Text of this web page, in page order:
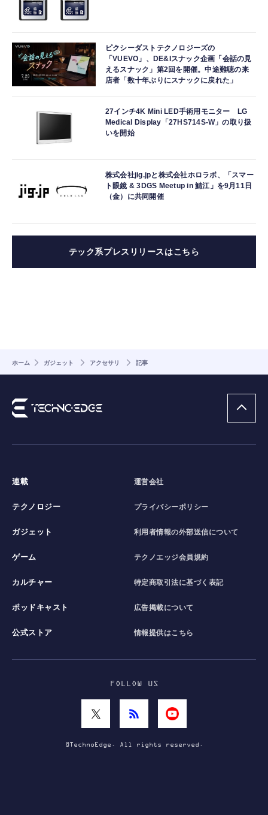
ピクシーダストテクノロジーズの
「VUEVO」、DE&Iスナック企画「会話の見
えるスナック」第2回を開催。中途難聴の来
店者「数十年ぶりにスナックに戻れた」
27インチ4K Mini LED手術用モニター LG
Medical Display「27HS714S-W」の取り扱
いを開始
株式会社jig.jpと株式会社ホロラボ、「スマー
ト眼鏡 & 3DGS Meetup in 鯖江」を9月11日
（金）に共同開催
テック系プレスリリースはこちら
ホーム ガジェット アクセサリ 記事
連載
テクノロジー
ガジェット
ゲーム
カルチャー
ポッドキャスト
公式ストア
運営会社
プライバシーポリシー
利用者情報の外部送信について
テクノエッジ会員規約
特定商取引法に基づく表記
広告掲載について
情報提供はこちら
FOLLOW US
©TechnoEdge. All rights reserved.